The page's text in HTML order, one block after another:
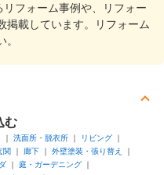
フォーム事例や、リフォー
掲載しています。リフォーム
む
洗面所・脱衣所
リビング
関 廊下
外壁塗装・張り替え
庭・ガーデニング